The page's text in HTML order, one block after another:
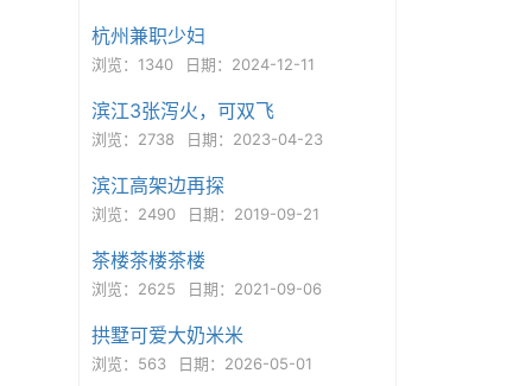
杭州兼职少妇
浏览：1340 日期：2024-12-11
滨江3张泻火，可双飞
浏览：2738 日期：2023-04-23
滨江高架边再探
浏览：2490 日期：2019-09-21
茶楼茶楼茶楼
浏览：2625 日期：2021-09-06
拱墅可爱大奶米米
浏览：563 日期：2026-05-01